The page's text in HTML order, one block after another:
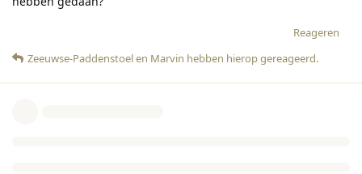
Reageren
Zeeuwse-Paddenstoelen Marvin hebben hierop gereageerd.